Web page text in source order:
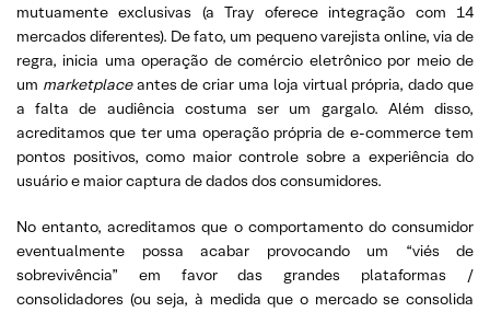
mutuamente exclusivas (a Tray oferece integração com 14
mercados diferentes). De fato, um pequeno varejista online, via de
regra, inicia uma operação de comércio eletrônico por meio de
um marketplaceantes de criar uma loja virtual própria, dado que
a falta de audiência costuma ser um gargalo. Além disso,
acreditamos que ter uma operação própria de e-commerce tem
pontos positivos, como maior controle sobre a experiência do
usuário e maior captura de dados dos consumidores.
No entanto, acreditamos que o comportamento do consumidor
eventualmente possa acabar provocando um “viés de
sobrevivência” em favor das grandes plataformas /
consolidadores (ou seja, à medida que o mercado se consolida